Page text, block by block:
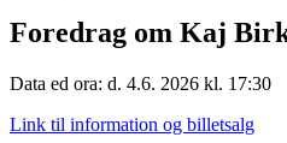
Foredrag om Kaj
Data ed ora: d. 4.6. 2026 kl. 17:30
Link til information og billetsalg